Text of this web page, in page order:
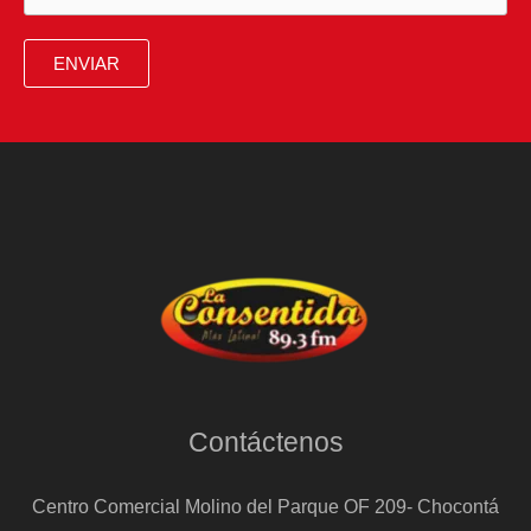
de
“Primero
ENVIAR
Contáctenos
Centro Comercial Molino del Parque OF 209- Chocontá